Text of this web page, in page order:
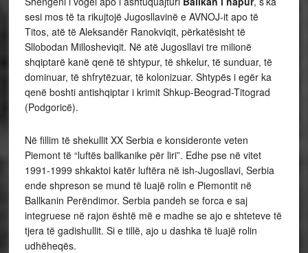
sesi mos të ta rikujtojë Jugosllavinë e AVNOJ-it apo të
Titos, atë të Aleksandër Ranokviqit, përkatësisht të
Sllobodan Millosheviqit. Në atë Jugosllavi tre milionë
shqiptarë kanë qenë të shtypur, të shkelur, të sunduar, të
dominuar, të shfrytëzuar, të kolonizuar. Shtypës i egër ka
qenë boshti antishqiptar i krimit Shkup-Beograd-Titograd
(Podgoricë).
Në fillim të shekullit XX Serbia e konsideronte veten
Piemont të “luftës ballkanike për liri”. Edhe pse në vitet
1991-1999 shkaktoi katër luftëra në ish-Jugosllavi, Serbia
ende shpreson se mund të luajë rolin e Piemontit në
Ballkanin Perëndimor. Serbia pandeh se forca e saj
integruese në rajon është më e madhe se ajo e shteteve të
tjera të gadishullit. Si e tillë, ajo u dashka të luajë rolin
udhëheqës.